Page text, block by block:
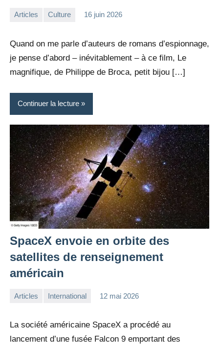
Articles Culture 16 juin 2026
Quand on me parle d’auteurs de romans d’espionnage,
je pense d’abord – inévitablement – à ce film, Le
magnifique, de Philippe de Broca, petit bijou […]
Continuer la lecture
SpaceX envoie en orbite des
satellites de renseignement
américain
Articles International 12 mai 2026
La société américaine SpaceX a procédé au
lancement d’une fusée Falcon 9 emportant des